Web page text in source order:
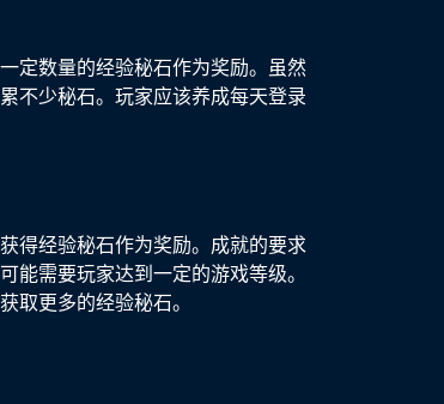
定数量的经验秘石作为奖励。虽然
不少秘石。玩家应该养成每天登录
得经验秘石作为奖励。成就的要求
能需要玩家达到一定的游戏等级。
取更多的经验秘石。